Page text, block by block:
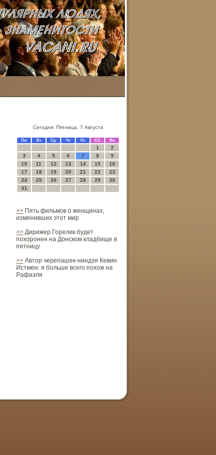
Сегодня: Пятница, 7 Августа
Пн Вт Ср Чт Пт Сб Вс
1
2
3
4 5 6 7 8
9
10
11 12 13 14 15
16
17
18 19 20 21 22
23
24
25 26 27 28 29
30
31
>> Пять фильмов о женщинах,
изменивших этот мир
>> Дирижер Горелик будет
похоронен на Донском кладбище в
пятницу
>> Автор черепашек-ниндзя Кевин
Истмен: я больше всего похож на
Рафаэля